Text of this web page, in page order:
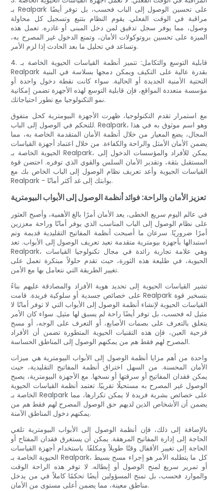
بـ Realpark على تحسين الوصول إلى الباب فحسب، بل توفر أيضًا
مراقبة في الوقت الفعلي. يقوم النظام بتتبع وتسجيل كل محاولة
وصول، مما يوفر سجل تدقيق لمن دخل المبنى أو غادره. تعمل هذه
الميزة على تحسين بروتوكولات الأمان، وتمنع الدخول غير المصرح به،
وتساعد في تحليل ما بعد الحادث إذا لزم الأمر.
4. قابلية التوسع والتكامل: تتميز أنظمة القياسات الحيوية الخاصة بـ
Realpark بقدرة عالية على التكيف ويمكن دمجها بسلاسة في البنية
التحتية الأمنية الجديدة أو الحالية. سواء كانت نقطة دخول واحدة أو
مؤسسة متعددة المواقع، فإن قابلية التوسع لهذه الأجهزة تضمن إمكانية
نمو التكنولوجيا مع تطور احتياجاتك.
مع استمرار تقدم التكنولوجيا، ظهرت الأجهزة البيومترية كحل متفوق
للتحكم في الوصول إلى الباب. Realpark، وهو اسم موثوق به في هذا
المجال، يضع المعيار من خلال أنظمة الأمان المتقدمة الخاصة به، مما
يضمن الأمان الأمثل والراحة والكفاءة. من خلال اعتماد أجهزة القياسات
الحيوية الخاصة بـ Realpark، يمكن للأفراد والمؤسسات الدخول إلى
المستقبل بثقة، وتقدير الأمان السلس والقوي الذي توفره. احتضن قوة
القياسات الحيوية وأعد تعريف نظام الوصول إلى الباب الخاص بك مع
Realpark - بوابتك إلى غد أكثر أمانًا.
تعزيز الأمان والراحة: فوائد أنظمة الوصول إلى الأبواب البيومترية
في عالم اليوم سريع الخطى، يعد الأمان أمرًا بالغ الأهمية، وأصبح العثور
على نظام الوصول إلى الباب المناسب الذي يوفر أمانًا وراحة معززين
أمرًا ضروريًا. سرعان ما أصبحت أنظمة المفاتيح التقليدية قديمة وتم
استبدالها بأجهزة بيومترية متقدمة تعيد تعريف الوصول إلى الأبواب. تعد
Realpark، وهي علامة تجارية رائدة في مجال تكنولوجيا القياسات
الحيوية، في طليعة هذه الثورة، حيث تقدم حلولاً مبتكرة تعمل على
تغيير الطريقة التي نتعامل بها مع الأمن.
تشير القياسات الحيوية إلى تحديد هوية الأفراد والمصادقة عليهم بناءً
على خصائص جسدية أو سلوكية فريدة. قامت Realpark بتسخير قوة
القياسات الحيوية لإنشاء أنظمة الوصول إلى الأبواب التي لا توفر أمانًا لا
مثيل له فحسب، بل توفر أيضًا راحة لم يسبق لها مثيل. سواء كان الأمر
يتعلق بالتعرف على بصمات الأصابع، أو التعرف على الوجه، أو مسح
قزحية العين، فإن هذه التقنيات الحيوية المتطورة تضمن أن الأفراد
المصرح لهم فقط هم من يمكنهم الوصول إلى المناطق الحساسة.
واحدة من أهم مزايا أنظمة الوصول إلى الأبواب البيومترية هي ميزات
الأمان المحسنة. من السهل اختراق أنظمة المفاتيح التقليدية، حيث
يمكن فقدان المفاتيح أو سرقتها أو نسخها. مع الأجهزة البيومترية، يصبح
الوصول غير المصرح به مستحيلًا تقريبًا. تعتمد أنظمة القياسات الحيوية
الخاصة بـ Realpark على خصائص بشرية فريدة لا يمكن تكرارها، مما
يضمن أن الأشخاص الذين لديهم حق الوصول المصرح لهم فقط هم من
يمكنهم دخول المناطق الآمنة.
بالإضافة إلى ذلك، فإن أنظمة الوصول إلى الأبواب البيومترية تلغي
الحاجة إلى إدارة المفاتيح المرهقة. يمكن أن يستغرق فقدان المفتاح أو
الحاجة إلى تغيير الأقفال وقتًا طويلاً ومكلفًا. باستخدام أجهزة القياسات
الحيوية الخاصة بـ Realpark، كل ما يتطلبه الأمر هو إجراء مسح بسيط
أو تمرير سريع لمنح الوصول أو إبطاله. لا توفر هذه الراحة الوقت
والموارد فحسب، بل تمنح المسؤولين أيضًا تحكمًا كاملاً في من يدخل
مناطق معينة، مما يضمن أعلى مستوى من الأمان.